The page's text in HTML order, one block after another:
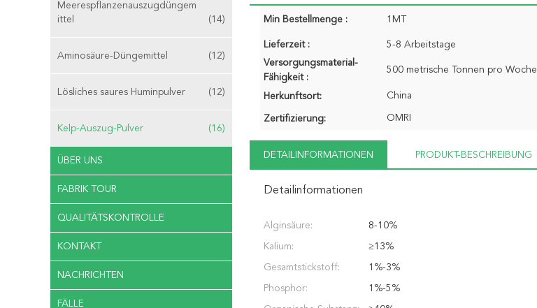
Meerespflanzenauszugdüngem
ittel
(14)
Aminosäure-Düngemittel (12)
Lösliches saures Huminpulver (12)
Kelp-Auszug-Pulver (16)
ÜBER UNS
FABRIK TOUR
QUALITÄTSKONTROLLE
KONTAKT
NACHRICHTEN
FÄLLE
Min Bestellmenge : 1MT
Lieferzeit : 5-8 Arbeitstage
Versorgungsmaterial-
Fähigkeit :
500 metrische Tonnen pro Woche
Herkunftsort: China
Zertifizierung: OMRI
DETAILINFORMATIONEN PRODUKT-BESCHREIBUNG
Detailinformationen
Alginsäure: 8-10%
Kalium: ≥13%
Gesamtstickstoff: 1%-3%
Phosphor: 1%-5%